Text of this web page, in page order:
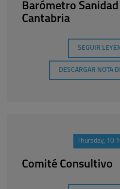
Barómetro
Cantabria
SEGUIR
DESCARGAR NOTA
Thursday,
Comité Consultivo